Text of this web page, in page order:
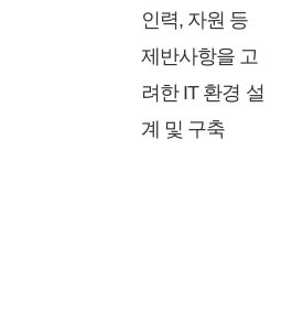
인력, 자원 등
제반사항을 고
려한 IT 환경 설
계 및 구축